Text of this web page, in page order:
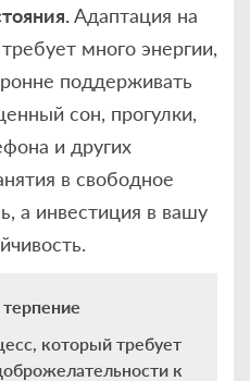
Адаптация на
много энергии,
поддерживать
сон, прогулки,
и других
в свободное
а инвестиция в вашу
который требует
к